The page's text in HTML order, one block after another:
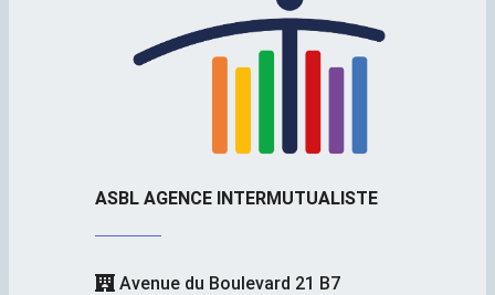
ASBL AGENCE INTERMUTUALISTE
Avenue du Boulevard 21 B7